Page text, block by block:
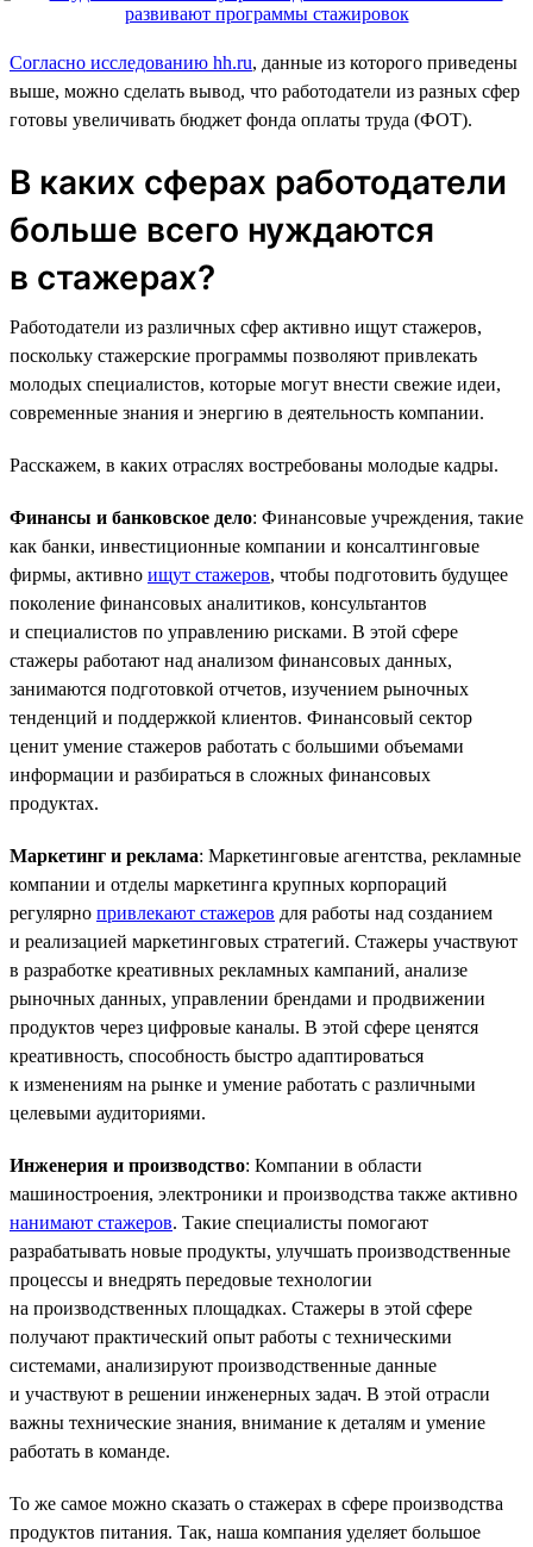
Согласно исследованию hh.ru, данные из которого приведены
выше, можно сделать вывод, что работодатели из разных сфер
готовы увеличивать бюджет фонда оплаты труда (ФОТ).
В каких сферах работодатели
больше всего нуждаются
в стажерах?
Работодатели из различных сфер активно ищут стажеров,
поскольку стажерские программы позволяют привлекать
молодых специалистов, которые могут внести свежие идеи,
современные знания и энергию в деятельность компании.
Расскажем, в каких отраслях востребованы молодые кадры.
Финансы и банковское дело: Финансовые учреждения, такие
как банки, инвестиционные компании и консалтинговые
фирмы, активно ищут стажеров, чтобы подготовить будущее
поколение финансовых аналитиков, консультантов
и специалистов по управлению рисками. В этой сфере
стажеры работают над анализом финансовых данных,
занимаются подготовкой отчетов, изучением рыночных
тенденций и поддержкой клиентов. Финансовый сектор
ценит умение стажеров работать с большими объемами
информации и разбираться в сложных финансовых
продуктах.
Маркетинг и реклама: Маркетинговые агентства, рекламные
компании и отделы маркетинга крупных корпораций
регулярно привлекают стажеров для работы над созданием
и реализацией маркетинговых стратегий. Стажеры участвуют
в разработке креативных рекламных кампаний, анализе
рыночных данных, управлении брендами и продвижении
продуктов через цифровые каналы. В этой сфере ценятся
креативность, способность быстро адаптироваться
к изменениям на рынке и умение работать с различными
целевыми аудиториями.
Инженерия и производство: Компании в области
машиностроения, электроники и производства также активно
нанимают стажеров. Такие специалисты помогают
разрабатывать новые продукты, улучшать производственные
процессы и внедрять передовые технологии
на производственных площадках. Стажеры в этой сфере
получают практический опыт работы с техническими
системами, анализируют производственные данные
и участвуют в решении инженерных задач. В этой отрасли
важны технические знания, внимание к деталям и умение
работать в команде.
То же самое можно сказать о стажерах в сфере производства
продуктов питания. Так, наша компания уделяет большое